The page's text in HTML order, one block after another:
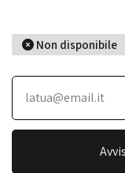
Non disponibile